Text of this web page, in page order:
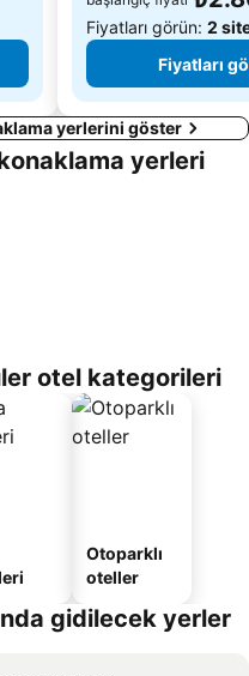
Fiyatları görün: 2
Fiyatları
yerlerini göster
yerleri
otel kategorileri
Otoparklı
oteller
gidilecek yerler